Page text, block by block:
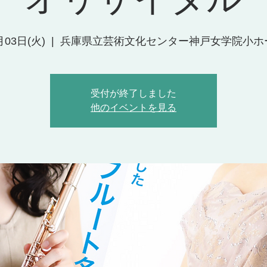
03日(火) 兵庫県立芸術文化センター神戸女学院小ホ
受付が終了しました
他のイベントを見る